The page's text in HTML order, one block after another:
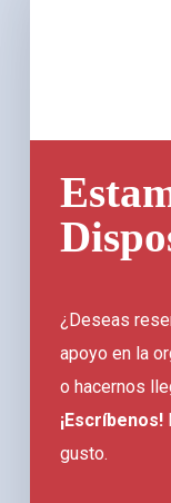
¿Deseas
apoyo en la
o hacernos
¡Escríbenos!
gusto.